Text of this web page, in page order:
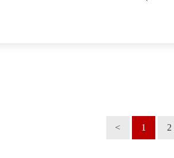
< 1 2